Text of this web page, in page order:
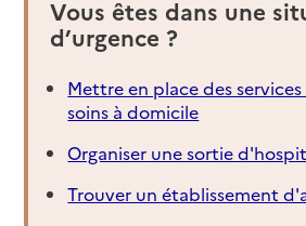
Vous êtes dans une
d’urgence ?
Mettre en place des
soins à domicile
Organiser une sortie
Trouver un établissement